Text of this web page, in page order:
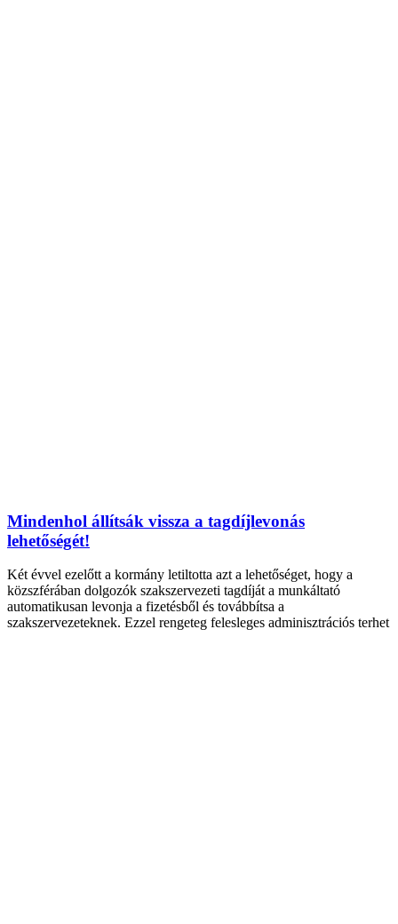
Mindenhol állítsák vissza a tagdíjlevonás
lehetőségét!
Két évvel ezelőtt a kormány letiltotta azt a lehetőséget, hogy a
közszférában dolgozók szakszervezeti tagdíját a munkáltató
automatikusan levonja a fizetésből és továbbítsa a
szakszervezeteknek. Ezzel rengeteg felesleges adminisztrációs terhet